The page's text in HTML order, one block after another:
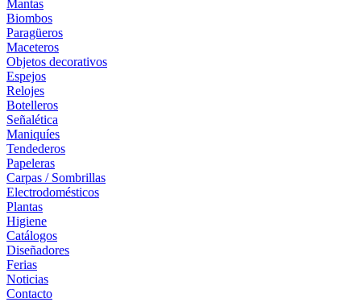
Mantas
Biombos
Paragüeros
Maceteros
Objetos decorativos
Espejos
Relojes
Botelleros
Señalética
Maniquíes
Tendederos
Papeleras
Carpas / Sombrillas
Electrodomésticos
Plantas
Higiene
Catálogos
Diseñadores
Ferias
Noticias
Contacto